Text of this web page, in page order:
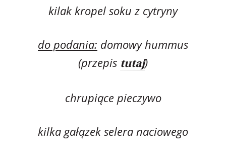
kilak kropel soku z cytryny
do podania: domowy hummus
(przepis tutaj)
chrupiące pieczywo
kilka gałązek selera naciowego